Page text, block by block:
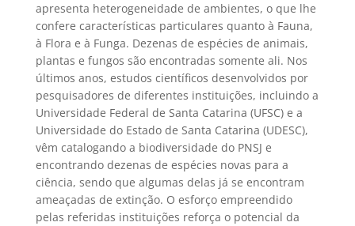
apresenta heterogeneidade de ambientes, o que lhe
confere características particulares quanto à Fauna,
à Flora e à Funga. Dezenas de espécies de animais,
plantas e fungos são encontradas somente ali. Nos
últimos anos, estudos científicos desenvolvidos por
pesquisadores de diferentes instituições, incluindo a
Universidade Federal de Santa Catarina (UFSC) e a
Universidade do Estado de Santa Catarina (UDESC),
vêm catalogando a biodiversidade do PNSJ e
encontrando dezenas de espécies novas para a
ciência, sendo que algumas delas já se encontram
ameaçadas de extinção. O esforço empreendido
pelas referidas instituições reforça o potencial da